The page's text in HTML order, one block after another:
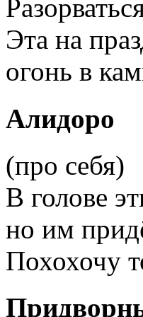
Эта на
огонь в
Алидоро
(про себя)
В голове
но им
Похохочу